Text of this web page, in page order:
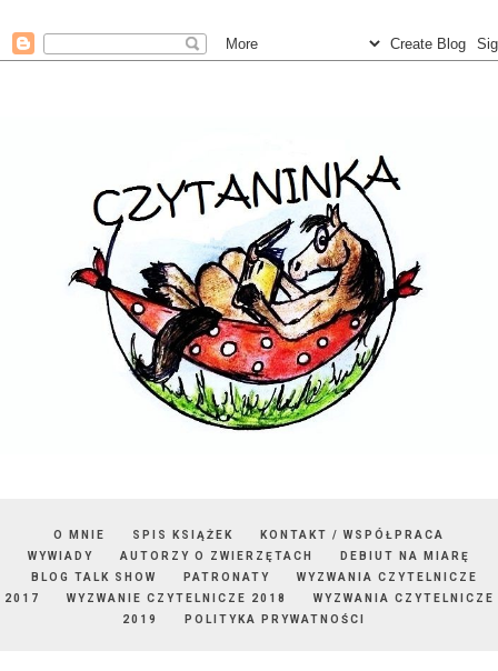
O MNIE SPIS KSIĄŻEK
KONTAKT / WSPÓŁPRACA
WYWIADY
AUTORZY O ZWIERZĘTACH
DEBIUT NA MIARĘ
BLOG TALK SHOW
PATRONATY
WYZWANIA CZYTELNICZE
2017
WYZWANIE CZYTELNICZE 2018
WYZWANIA CZYTELNICZE
2019
POLITYKA PRYWATNOŚCI